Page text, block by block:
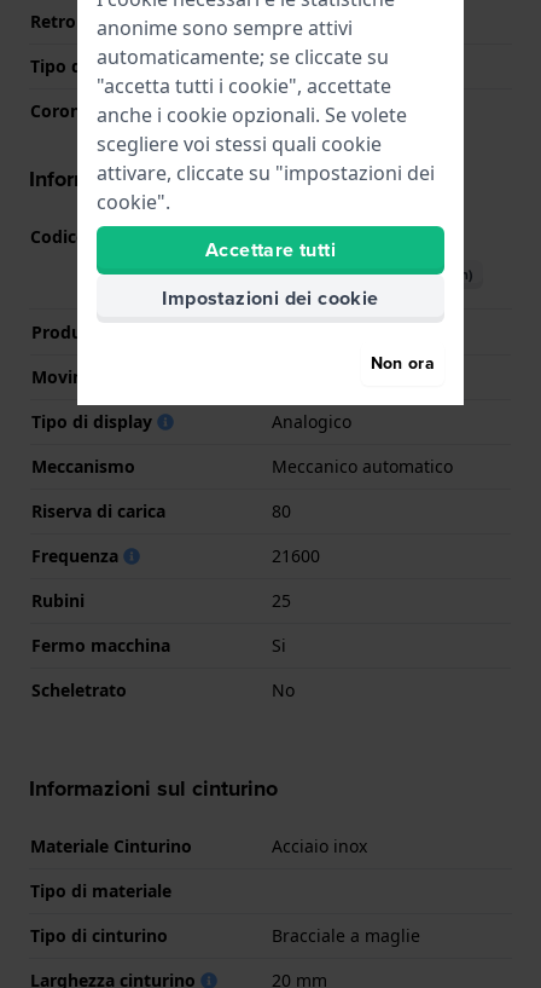
Retro cassa
Trasparente
Tipo di vetro
Zaffiro
Corona
Corona da estrarre
Informazioni del movimento
Codice Movimento Vedi specifiche
Scarica il manuale (English)
Produttore Movimento
Movimento svizzero
Tipo di display
Analogico
Meccanismo
Meccanico automatico
Riserva di carica
80
Frequenza
21600
Rubini
25
Fermo macchina
Si
Scheletrato
No
Informazioni sul cinturino
Materiale Cinturino
Acciaio inox
Tipo di materiale
Tipo di cinturino
Bracciale a maglie
Larghezza cinturino
20 mm
anonime sono sempre attivi
automaticamente; se cliccate su
"accetta tutti i cookie", accettate
anche i cookie opzionali. Se volete
scegliere voi stessi quali cookie
attivare, cliccate su "impostazioni dei
cookie".
Accettare tutti
Impostazioni dei cookie
Non ora